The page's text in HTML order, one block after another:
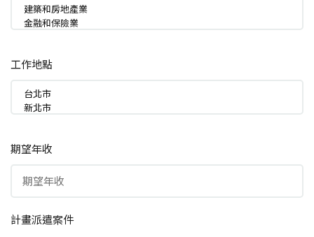
工作地點
期望年收
計畫派遣案件